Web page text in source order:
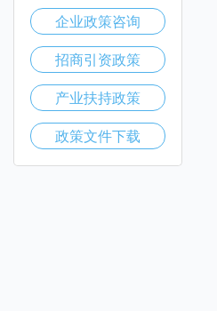
企业政策咨询
招商引资政策
产业扶持政策
政策文件下载